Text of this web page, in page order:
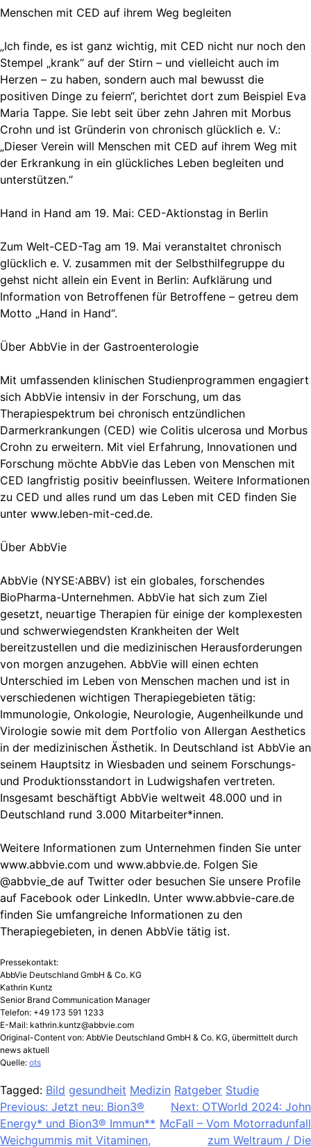
Menschen mit CED auf ihrem Weg begleiten
„Ich finde, es ist ganz wichtig, mit CED nicht nur noch den
Stempel „krank“ auf der Stirn – und vielleicht auch im
Herzen – zu haben, sondern auch mal bewusst die
positiven Dinge zu feiern“, berichtet dort zum Beispiel Eva
Maria Tappe. Sie lebt seit über zehn Jahren mit Morbus
Crohn und ist Gründerin von chronisch glücklich e. V.:
„Dieser Verein will Menschen mit CED auf ihrem Weg mit
der Erkrankung in ein glückliches Leben begleiten und
unterstützen.“
Hand in Hand am 19. Mai: CED-Aktionstag in Berlin
Zum Welt-CED-Tag am 19. Mai veranstaltet chronisch
glücklich e. V. zusammen mit der Selbsthilfegruppe du
gehst nicht allein ein Event in Berlin: Aufklärung und
Information von Betroffenen für Betroffene – getreu dem
Motto „Hand in Hand“.
Über AbbVie in der Gastroenterologie
Mit umfassenden klinischen Studienprogrammen engagiert
sich AbbVie intensiv in der Forschung, um das
Therapiespektrum bei chronisch entzündlichen
Darmerkrankungen (CED) wie Colitis ulcerosa und Morbus
Crohn zu erweitern. Mit viel Erfahrung, Innovationen und
Forschung möchte AbbVie das Leben von Menschen mit
CED langfristig positiv beeinflussen. Weitere Informationen
zu CED und alles rund um das Leben mit CED finden Sie
unter www.leben-mit-ced.de.
Über AbbVie
AbbVie (NYSE:ABBV) ist ein globales, forschendes
BioPharma-Unternehmen. AbbVie hat sich zum Ziel
gesetzt, neuartige Therapien für einige der komplexesten
und schwerwiegendsten Krankheiten der Welt
bereitzustellen und die medizinischen Herausforderungen
von morgen anzugehen. AbbVie will einen echten
Unterschied im Leben von Menschen machen und ist in
verschiedenen wichtigen Therapiegebieten tätig:
Immunologie, Onkologie, Neurologie, Augenheilkunde und
Virologie sowie mit dem Portfolio von Allergan Aesthetics
in der medizinischen Ästhetik. In Deutschland ist AbbVie an
seinem Hauptsitz in Wiesbaden und seinem Forschungs-
und Produktionsstandort in Ludwigshafen vertreten.
Insgesamt beschäftigt AbbVie weltweit 48.000 und in
Deutschland rund 3.000 Mitarbeiter*innen.
Weitere Informationen zum Unternehmen finden Sie unter
www.abbvie.com und www.abbvie.de. Folgen Sie
@abbvie_de auf Twitter oder besuchen Sie unsere Profile
auf Facebook oder LinkedIn. Unter www.abbvie-care.de
finden Sie umfangreiche Informationen zu den
Therapiegebieten, in denen AbbVie tätig ist.
Pressekontakt:
AbbVie Deutschland GmbH & Co. KG
Kathrin Kuntz
Senior Brand Communication Manager
Telefon: +49 173 591 1233
E-Mail: kathrin.kuntz@abbvie.com
Original-Content von: AbbVie Deutschland GmbH & Co. KG, übermittelt durch
news aktuell
Quelle: ots
Tagged: Bild gesundheit Medizin Ratgeber Studie
Beitragsnavigation
Previous: Jetzt neu: Bion3®
Energy* und Bion3® Immun**
Weichgummis mit Vitaminen,
Next: OTWorld 2024: John
McFall – Vom Motorradunfall
zum Weltraum / Die